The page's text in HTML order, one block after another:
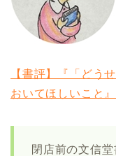
【書評】『「どう
おいてほしいこと』
閉店前の文信